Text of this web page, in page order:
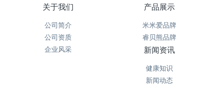
关于我们
公司简介
公司资质
企业风采
产品展示
米米爱品牌
睿贝熊品牌
新闻资讯
健康知识
新闻动态